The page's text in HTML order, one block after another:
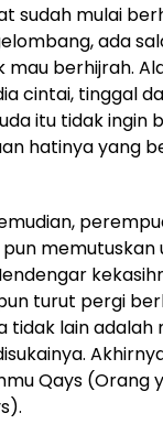
sudah mulai
ada
berhijrah.
cintai, tinggal
itu tidak ingin
hatinya yang
turut pergi
tidak lain adalah
Qays (Orang